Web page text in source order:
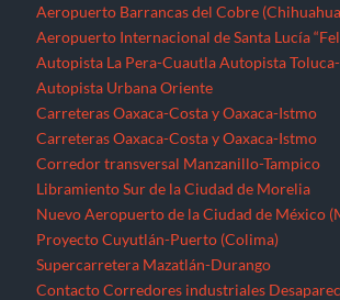
Aeropuerto Barrancas del Cobre
Aeropuerto Internacional de Santa Lucía
Autopista La Pera-Cuautla Autopista
Autopista Urbana Oriente
Carreteras Oaxaca-Costa y Oaxaca-Istmo
Carreteras Oaxaca-Costa y Oaxaca-Istmo
Corredor transversal Manzanillo-Tampico
Libramiento Sur de la Ciudad de Morelia
Nuevo Aeropuerto de la Ciudad de México
Proyecto Cuyutlán-Puerto (Colima)
Supercarretera Mazatlán-Durango
Contacto Corredores industriales